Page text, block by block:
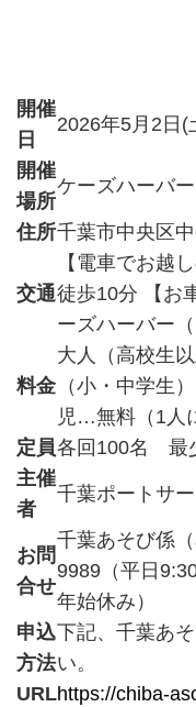
開催
日
2026年5月2日(
開催
場所
ケーズハーバ
住所千葉市中央区
交通
【電車でお越
徒歩10分 【お
ーズハーバー（
料金
大人（高校生
（小・中学
児…無料（1人
定員各回100名 最
主催
者
千葉ポートサ
お問
合せ
千葉あそび係
9989（平日
年始休み）
申込
方法
下記、千葉あ
い。
URLhttps://chiba-